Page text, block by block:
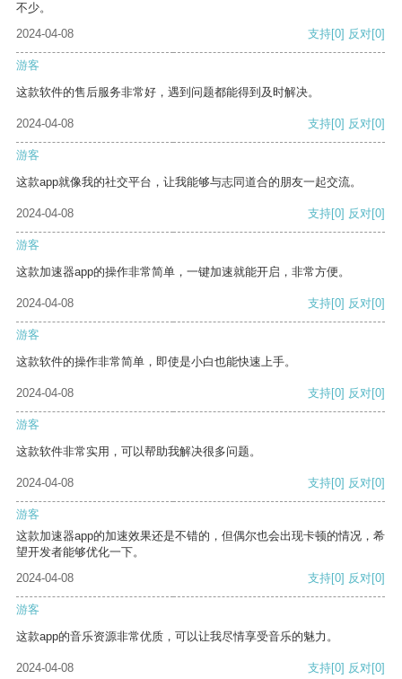
不少。
2024-04-08
支持[0] 反对[0]
游客
这款软件的售后服务非常好，遇到问题都能得到及时解决。
2024-04-08 支持[0] 反对[0]
游客
这款app就像我的社交平台，让我能够与志同道合的朋友一起交流。
2024-04-08 支持[0] 反对[0]
游客
这款加速器app的操作非常简单，一键加速就能开启，非常方便。
2024-04-08 支持[0] 反对[0]
游客
这款软件的操作非常简单，即使是小白也能快速上手。
2024-04-08 支持[0] 反对[0]
游客
这款软件非常实用，可以帮助我解决很多问题。
2024-04-08 支持[0] 反对[0]
游客
这款加速器app的加速效果还是不错的，但偶尔也会出现卡顿的情况，希
望开发者能够优化一下。
2024-04-08
支持[0] 反对[0]
游客
这款app的音乐资源非常优质，可以让我尽情享受音乐的魅力。
2024-04-08 支持[0] 反对[0]